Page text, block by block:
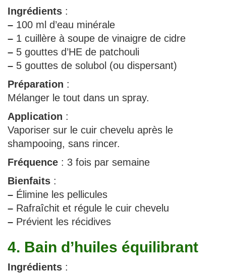
Ingrédients :
– 100 ml d’eau minérale
– 1 cuillère à soupe de vinaigre de cidre
– 5 gouttes d’HE de patchouli
– 5 gouttes de solubol (ou dispersant)
Préparation :
Mélanger le tout dans un spray.
Application :
Vaporiser sur le cuir chevelu après le
shampooing, sans rincer.
Fréquence : 3 fois par semaine
Bienfaits :
– Élimine les pellicules
– Rafraîchit et régule le cuir chevelu
– Prévient les récidives
4. Bain d’huiles équilibrant
Ingrédients :